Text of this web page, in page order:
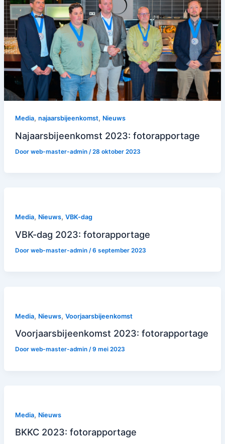
Media, najaarsbijeenkomst, Nieuws
Najaarsbijeenkomst 2023: fotorapportage
Door web-master-admin /28 oktober 2023
Media, Nieuws, VBK-dag
VBK-dag 2023: fotorapportage
Door web-master-admin /6 september 2023
Media, Nieuws, Voorjaarsbijeenkomst
Voorjaarsbijeenkomst 2023: fotorapportage
Door web-master-admin /9 mei 2023
Media, Nieuws
BKKC 2023: fotorapportage